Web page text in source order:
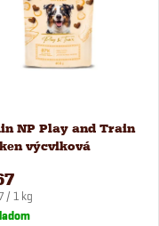
NP Play and Train
výcviková
/ 1 kg